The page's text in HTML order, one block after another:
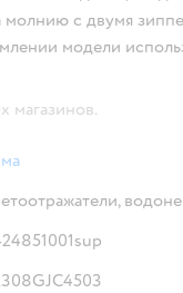
молнию с двумя
модели
магазинов.